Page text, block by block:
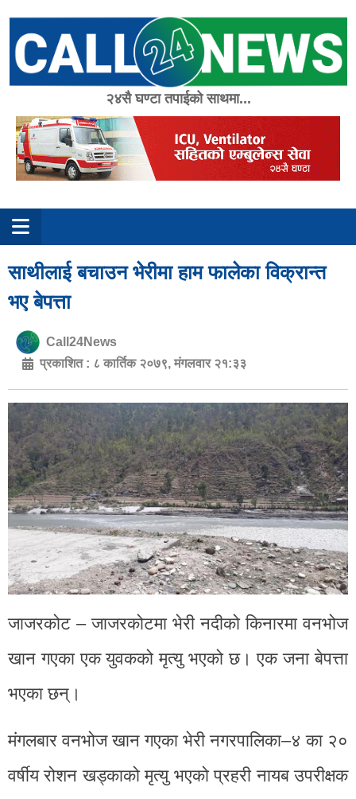
content
२४सै घण्टा तपाईको साथमा...
साथीलाई बचाउन भेरीमा हाम फालेका विक्रान्त
भए बेपत्ता
Call24News
प्रकाशित : ८ कार्तिक २०७९, मंगलवार २१:३३
जाजरकोट – जाजरकोटमा भेरी नदीको किनारमा वनभोज
खान गएका एक युवकको मृत्यु भएको छ। एक जना बेपत्ता
भएका छन्।
मंगलबार वनभोज खान गएका भेरी नगरपालिका–४ का २०
वर्षीय रोशन खड्काको मृत्यु भएको प्रहरी नायब उपरीक्षक